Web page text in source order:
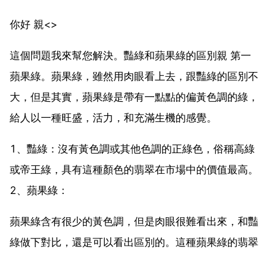
你好 親<>
這個問題我來幫您解決。豔綠和蘋果綠的區別親 第一
蘋果綠。蘋果綠，雖然用肉眼看上去，跟豔綠的區別不
大，但是其實，蘋果綠是帶有一點點的偏黃色調的綠，
給人以一種旺盛，活力，和充滿生機的感覺。
1、豔綠：沒有黃色調或其他色調的正綠色，俗稱高綠
或帝王綠，具有這種顏色的翡翠在市場中的價值最高。
2、蘋果綠：
蘋果綠含有很少的黃色調，但是肉眼很難看出來，和豔
綠做下對比，還是可以看出區別的。這種蘋果綠的翡翠